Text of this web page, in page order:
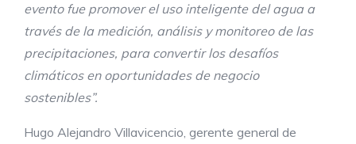
evento fue promover el uso inteligente del agua a
través de la medición, análisis y monitoreo de las
precipitaciones, para convertir los desafíos
climáticos en oportunidades de negocio
sostenibles”.
Hugo Alejandro Villavicencio, gerente general de